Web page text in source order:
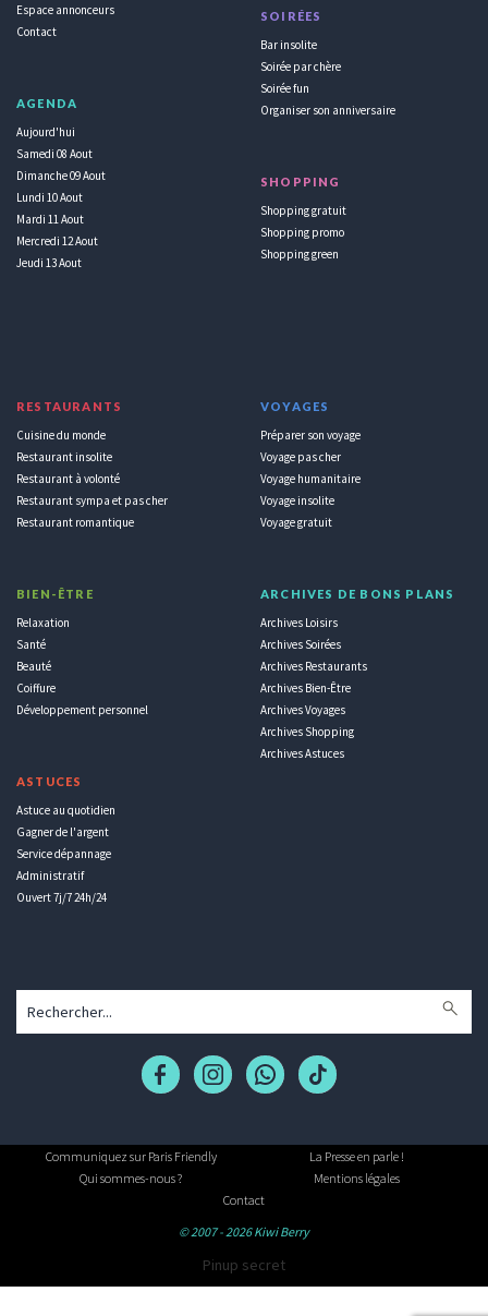
Espace annonceurs
Contact
AGENDA
Aujourd'hui
Samedi 08 Aout
Dimanche 09 Aout
Lundi 10 Aout
Mardi 11 Aout
Mercredi 12 Aout
Jeudi 13 Aout
SOIRÉES
Bar insolite
Soirée par chère
Soirée fun
Organiser son anniversaire
SHOPPING
Shopping gratuit
Shopping promo
Shopping green
RESTAURANTS
Cuisine du monde
Restaurant insolite
Restaurant à volonté
Restaurant sympa et pas cher
Restaurant romantique
BIEN-ÊTRE
Relaxation
Santé
Beauté
Coiffure
Développement personnel
ASTUCES
Astuce au quotidien
Gagner de l'argent
Service dépannage
Administratif
Ouvert 7j/7 24h/24
VOYAGES
Préparer son voyage
Voyage pas cher
Voyage humanitaire
Voyage insolite
Voyage gratuit
ARCHIVES DE BONS PLANS
Archives Loisirs
Archives Soirées
Archives Restaurants
Archives Bien-Être
Archives Voyages
Archives Shopping
Archives Astuces
Communiquez sur Paris Friendly
La Presse en parle !
Qui sommes-nous ?
Mentions légales
Contact
© 2007 - 2026 Kiwi Berry
Pinup secret